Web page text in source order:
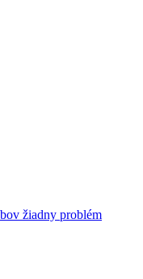
žiadny problém